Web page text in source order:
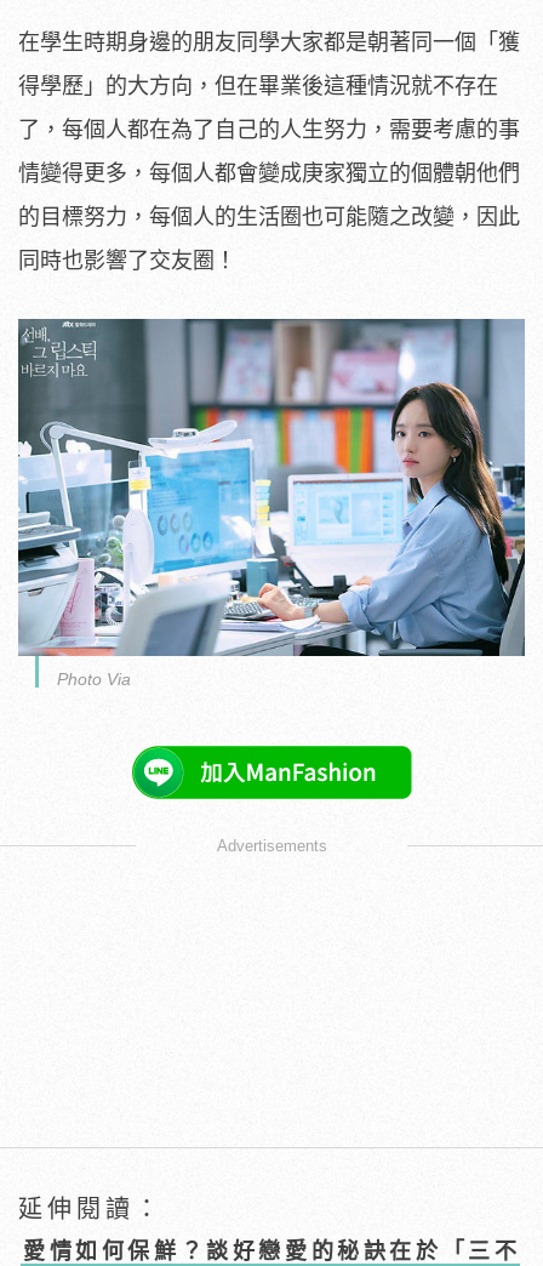
在學生時期身邊的朋友同學大家都是朝著同一個「獲
得學歷」的大方向，但在畢業後這種情況就不存在
了，每個人都在為了自己的人生努力，需要考慮的事
情變得更多，每個人都會變成庚家獨立的個體朝他們
的目標努力，每個人的生活圈也可能隨之改變，因此
同時也影響了交友圈！
Photo Via
Advertisements
延伸閱讀：
愛情如何保鮮？談好戀愛的秘訣在於「三不